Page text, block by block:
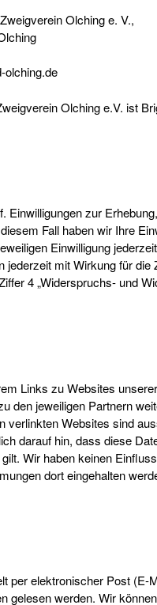
Olching e. V.,
Olching e.V. ist
Einwilligungen zur
Fall haben wir Ihre
Einwilligung
jederzeit mit Wirkung für
4 „Widerspruchs- und
Links zu Websites
den jeweiligen Partnern
verlinkten Websites sind
darauf hin, dass diese
gilt. Wir haben keinen
dort eingehalten
per elektronischer Post
gelesen werden. Wir